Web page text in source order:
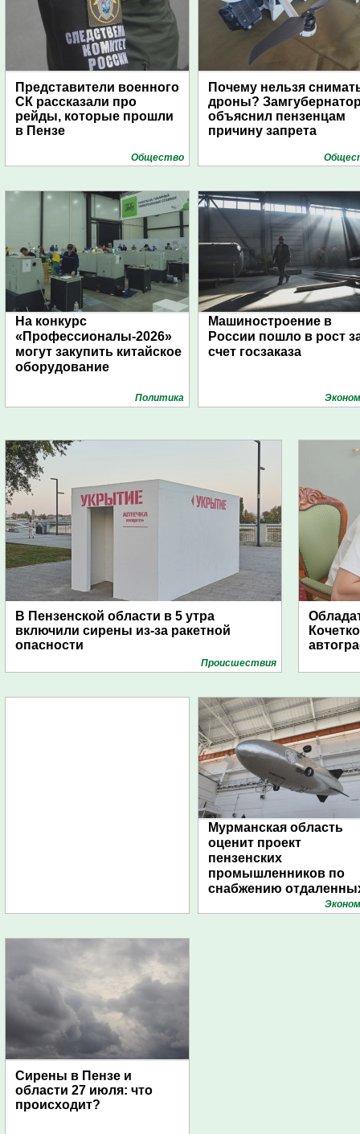
Представители военного
СК рассказали про
рейды, которые прошли
в Пензе
Общество
Почему нельзя
дроны?
объяснил пензенцам
причину запрета
На конкурс
«Профессионалы-2026»
могут закупить китайское
оборудование
Политика
Машиностроение в
России пошло в рост
счет госзаказа
В Пензенской области в 5 утра
включили сирены из-за ракетной
опасности
Проиcшествия
Мурманская область
оценит проект
пензенских
промышленников по
снабжению
поселений с помощью
Сирены в Пензе и
области 27 июля: что
происходит?